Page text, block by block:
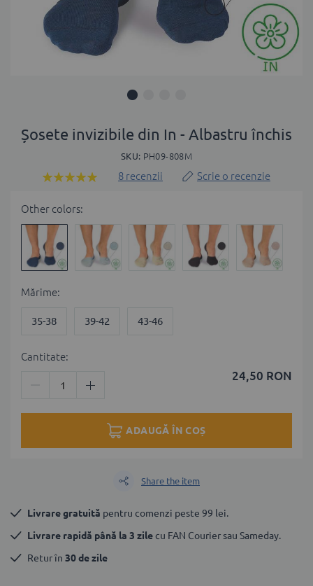
the
gallery
Șosete invizibile din In - Albastru închis
SKU PH09-808M
Rating:
8 recenzii Scrie o recenzie
Other colors:
Мărime
35-38 39-42 43-46
24,50 RON
Cantitate:
ADAUGĂ ÎN COȘ
Share the item
Livrare gratuită pentru comenzi peste 99 lei.
Livrare rapidă până la 3 zile cu FAN Courier sau Sameday.
Retur în 30 de zile